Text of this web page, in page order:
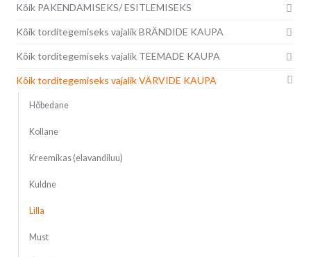
Kõik PAKENDAMISEKS/ ESITLEMISEKS
Kõik torditegemiseks vajalik BRÄNDIDE KAUPA
Kõik torditegemiseks vajalik TEEMADE KAUPA
Kõik torditegemiseks vajalik VÄRVIDE KAUPA
Hõbedane
Kollane
Kreemikas (elavandiluu)
Kuldne
Lilla
Must